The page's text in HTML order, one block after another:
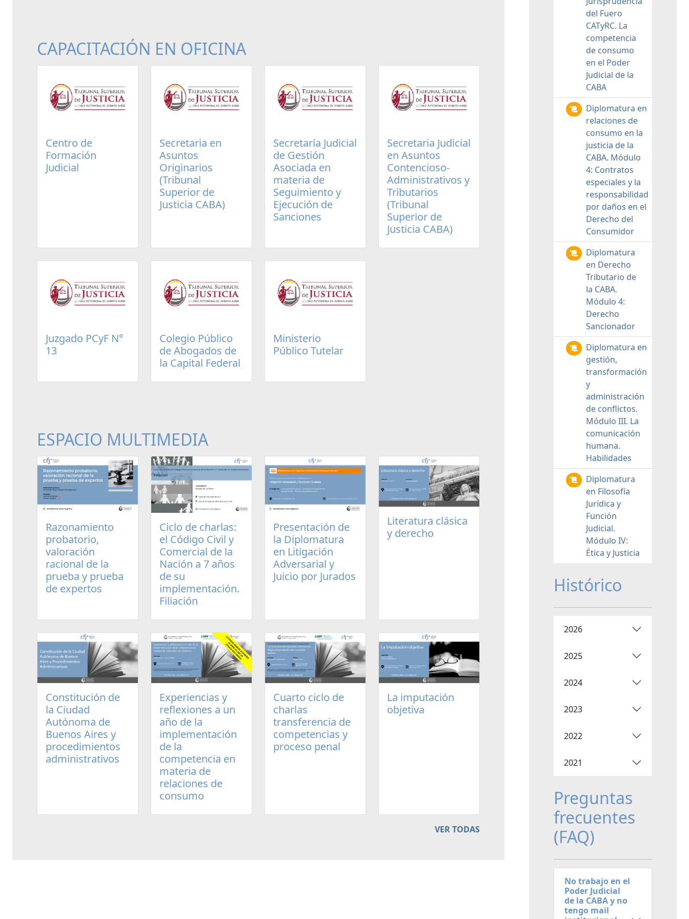
CAPACITACIÓN EN OFICINA
Centro de
Formación
Judicial
Secretaria en
Asuntos
Originarios
(Tribunal
Superior de
Justicia CABA)
Secretaría Judicial
de Gestión
Asociada en
materia de
Seguimiento y
Ejecución de
Sanciones
Secretaria Judicial
en Asuntos
Contencioso-
Administrativos y
Tributarios
(Tribunal
Superior de
Justicia CABA)
Juzgado PCyF N°
13
Colegio Público
de Abogados de
la Capital Federal
Ministerio
Público Tutelar
ESPACIO MULTIMEDIA
Razonamiento
probatorio,
valoración
racional de la
prueba y prueba
de expertos
Ciclo de charlas:
el Código Civil y
Comercial de la
Nación a 7 años
de su
implementación.
Filiación
Presentación de
la Diplomatura
en Litigación
Adversarial y
Juicio por Jurados
Literatura clásica
y derecho
Constitución de
la Ciudad
Autónoma de
Buenos Aires y
procedimientos
administrativos
Experiencias y
reflexiones a un
año de la
implementación
de la
competencia en
materia de
relaciones de
consumo
Cuarto ciclo de
charlas
transferencia de
competencias y
proceso penal
La imputación
objetiva
VER TODAS
del Fuero
CATyRC. La
competencia
de consumo
en el Poder
Judicial de la
CABA
Diplomatura en
relaciones de
consumo en la
justicia de la
CABA. Módulo
4: Contratos
especiales y la
responsabilidad
por daños en el
Derecho del
Consumidor
Diplomatura
en Derecho
Tributario de
la CABA.
Módulo 4:
Derecho
Sancionador
Diplomatura en
gestión,
transformación
y
administración
de conflictos.
Módulo III. La
comunicación
humana.
Habilidades
Diplomatura
en Filosofía
Jurídica y
Función
Judicial.
Módulo IV:
Ética y Justicia
Histórico
2026
2025
2024
2023
2022
2021
Preguntas
frecuentes
(FAQ)
No trabajo en el
Poder Judicial
de la CABA y no
tengo mail